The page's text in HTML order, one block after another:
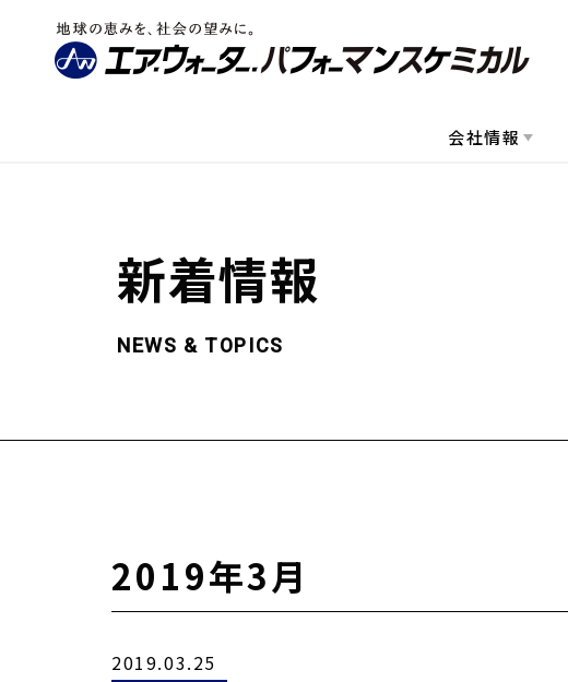
会社情報
新着情報
NEWS & TOPICS
2019年3月
2019.03.25